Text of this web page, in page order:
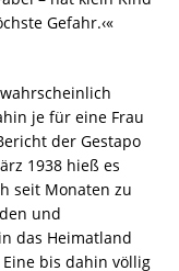
Gefahr.‹«
je für eine Frau
der Gestapo
1938 hieß es
seit Monaten zu
und
das Heimatland
bis dahin völlig